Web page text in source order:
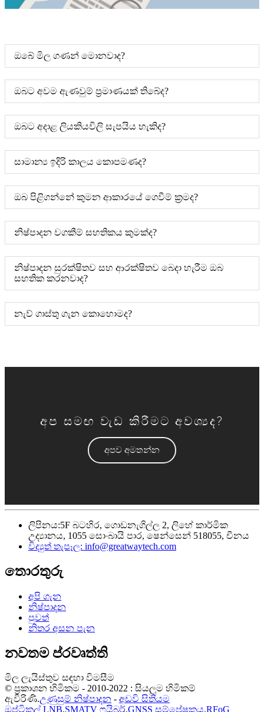
ඔබේ මිල ගණන් මොනවාද?
ඔබට අවම ඇණවුම් ප්‍රමාණයක් තිබේද?
ඔබට අදාළ ලියකියවිලි සැපයිය හැකිද?
සාමාන්‍ය ඉදිරි කාලය කොපමණද?
ඔබ පිළිගන්නේ කුමන ආකාරයේ ගෙවීම් ක්‍රමද?
නිෂ්පාදන වගකීම් සහතිකය කුමක්ද?
නිෂ්පාදන සුරක්ෂිතව සහ ආරක්ෂිතව බෙදා හැරීම ඔබ
සහතික කරනවාද?
නැව් ගාස්තු ගැන කොහොමද?
අප සමඟ වැඩ කිරීමට අවශ්‍යද?
අපව අමතන්න
ලිපිනය:5F බටහිර, ගොඩනැගිල්ල 2, ලිහේ කාර්මික
උද්‍යානය, 1055 සොංබායි පාර, ෂෙන්සෙන් 518055, චීනය
විද්‍යුත් තැපෑල: info@greatwaytech.com
තොරතුරු
අපි ගැන
නිෂ්පාදන
පුවත්
නිතර අසන පැන
නවතම ප්රවෘත්ති
මිල ලැයිස්තුව සඳහා විමසීම
© ප්‍රකාශන හිමිකම - 2010-2022 : සියලුම හිමිකම්
ඇවිරිණි.උණුසුම් නිෂ්පාදන - අඩවි සිතියම
ඔප්ටිකල් LNB,SMATV ෆයිබර්,GNSS සම්ප්‍රේෂකය,RFoG